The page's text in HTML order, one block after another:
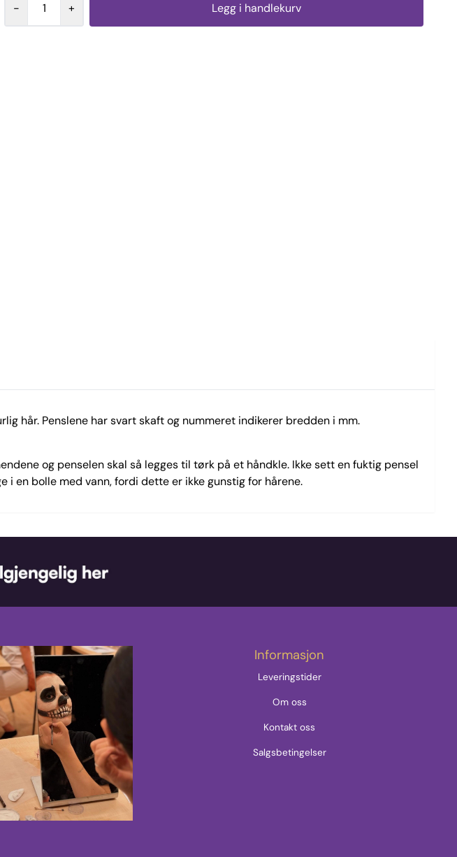
- +
hår. Penslene har svart skaft og nummeret indikerer bredden i mm.
og penselen skal så legges til tørk på et håndkle. Ikke sett en fuktig pensel
en bolle med vann, fordi dette er ikke gunstig for hårene.
Informasjon
Leveringstider
Om oss
Kontakt oss
Salgsbetingelser